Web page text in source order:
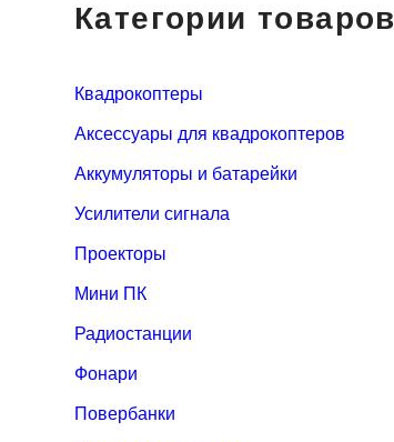
Категории товаров
Квадрокоптеры
Аксессуары для квадрокоптеров
Аккумуляторы и батарейки
Усилители сигнала
Проекторы
Мини ПК
Радиостанции
Фонари
Повербанки